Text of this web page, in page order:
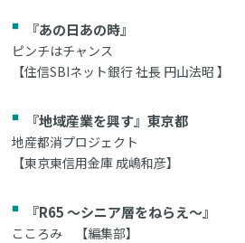
『あの日あの時』
ピンチはチャンス
【住信SBIネット銀行 社長 円山法昭 】
『地域産業を興す』東京都
地産都消プロジェクト
【東京東信用金庫 成嶋和彦】
『R65 ～シニア層をねらえ～』
こころみ 【編集部】